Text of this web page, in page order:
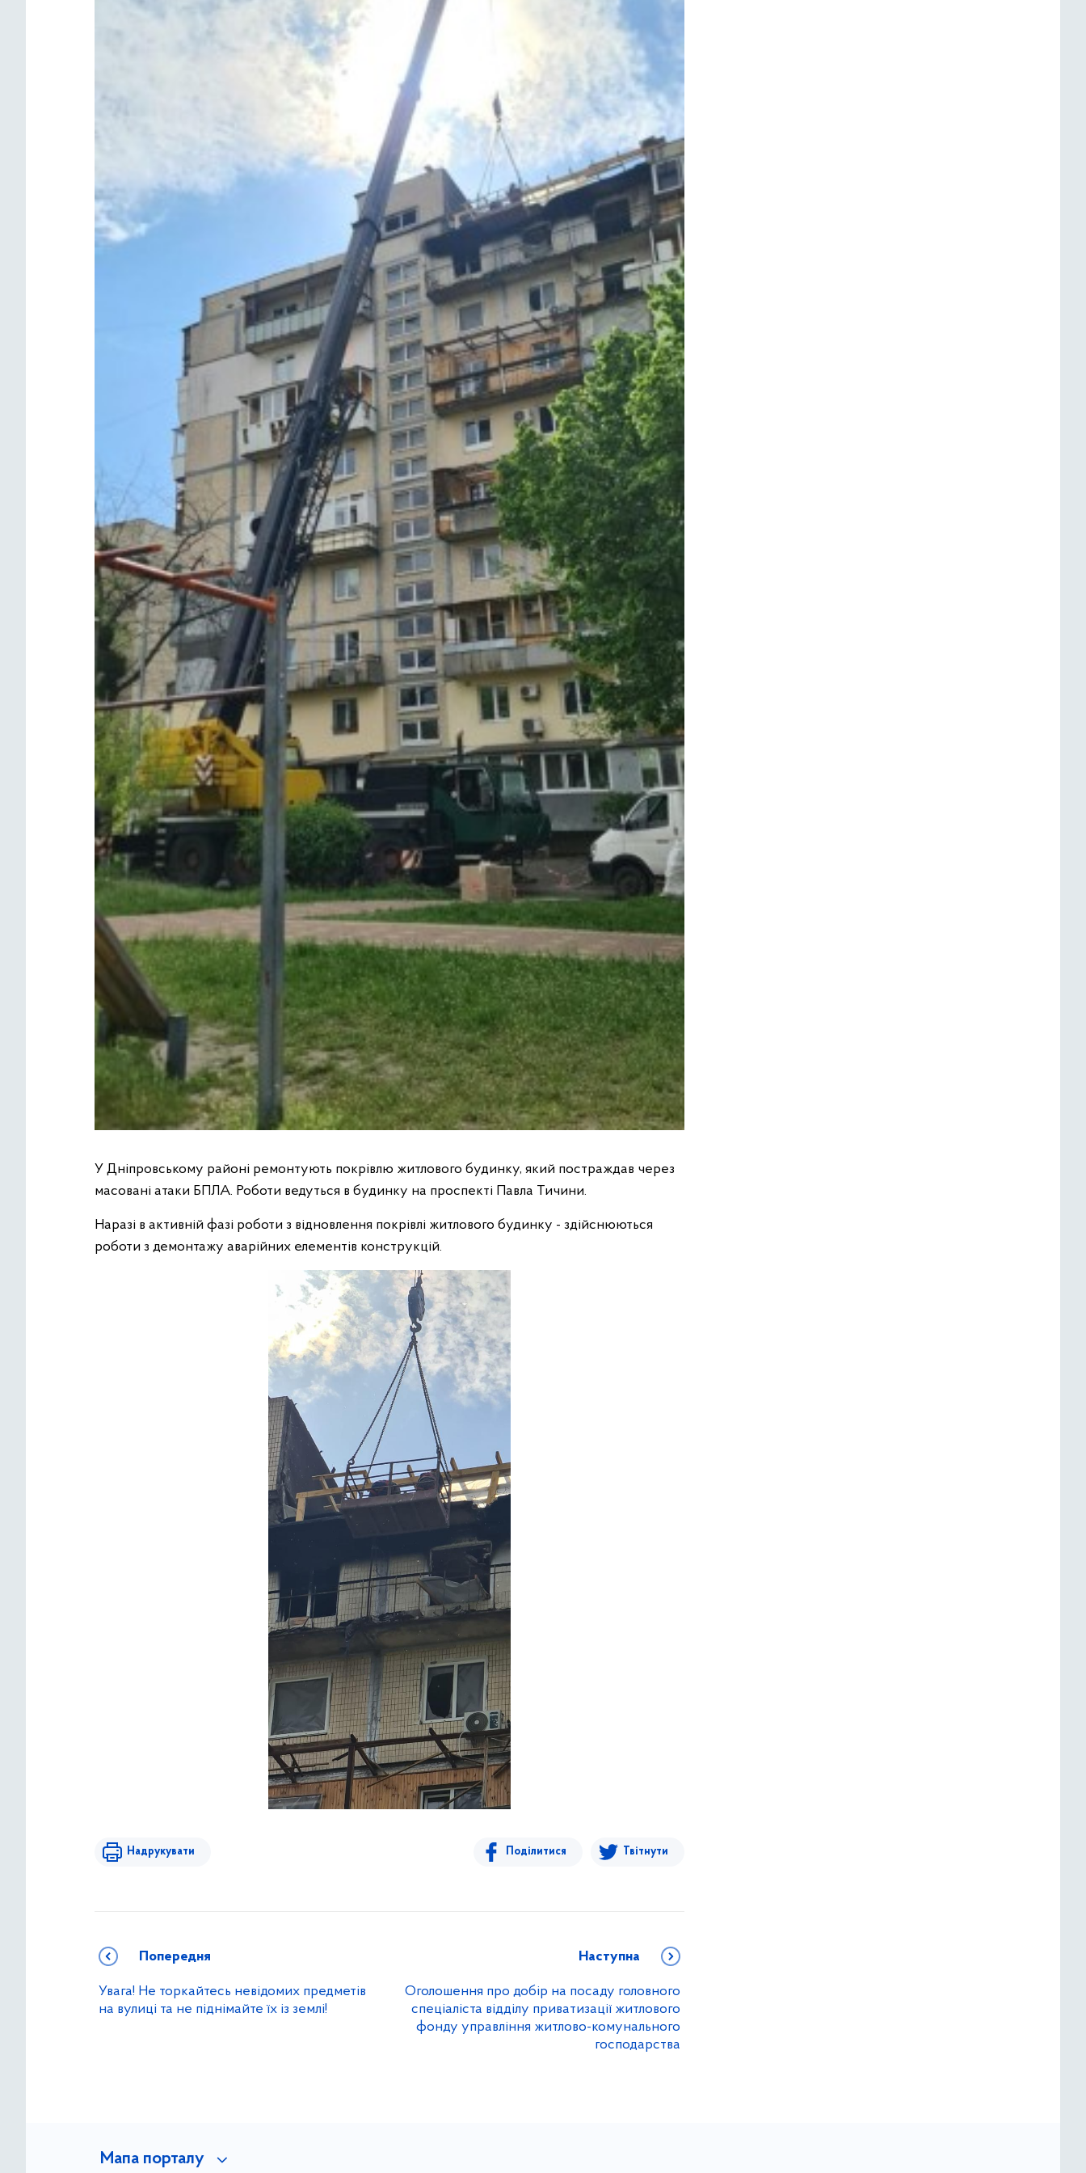
У Дніпровському районі ремонтують покрівлю житлового будинку, який постраждав через
масовані атаки БПЛА. Роботи ведуться в будинку на проспекті Павла Тичини.
Наразі в активній фазі роботи з відновлення покрівлі житлового будинку - здійснюються
роботи з демонтажу аварійних елементів конструкцій.
Надрукувати Поділитися Твітнути
Попередня
Увага! Не торкайтесь невідомих предметів
на вулиці та не піднімайте їх із землі!
Наступна
Оголошення про добір на посаду головного
спеціаліста відділу приватизації житлового
фонду управління житлово-комунального
господарства
Мапа порталу